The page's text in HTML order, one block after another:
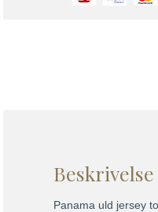
Beskrivelse
Panama uld jersey